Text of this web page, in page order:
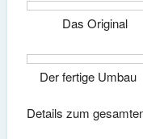
Das Original
Der fertige Umbau
Details zum